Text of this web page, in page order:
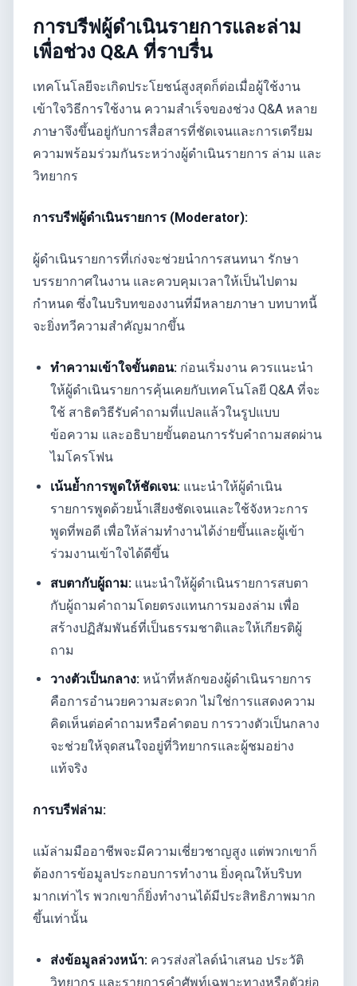
การบรีฟผู้ดำเนินรายการและล่าม
เพื่อช่วง Q&A ที่ราบรื่น
เทคโนโลยีจะเกิดประโยชน์สูงสุดก็ต่อเมื่อผู้ใช้งาน
เข้าใจวิธีการใช้งาน ความสำเร็จของช่วง Q&A หลาย
ภาษาจึงขึ้นอยู่กับการสื่อสารที่ชัดเจนและการเตรียม
ความพร้อมร่วมกันระหว่างผู้ดำเนินรายการ ล่าม และ
วิทยากร
การบรีฟผู้ดำเนินรายการ (Moderator):
ผู้ดำเนินรายการที่เก่งจะช่วยนำการสนทนา รักษา
บรรยากาศในงาน และควบคุมเวลาให้เป็นไปตาม
กำหนด ซึ่งในบริบทของงานที่มีหลายภาษา บทบาทนี้
จะยิ่งทวีความสำคัญมากขึ้น
ทำความเข้าใจขั้นตอน: ก่อนเริ่มงาน ควรแนะนำ
ให้ผู้ดำเนินรายการคุ้นเคยกับเทคโนโลยี Q&A ที่จะ
ใช้ สาธิตวิธีรับคำถามที่แปลแล้วในรูปแบบ
ข้อความ และอธิบายขั้นตอนการรับคำถามสดผ่าน
ไมโครโฟน
เน้นย้ำการพูดให้ชัดเจน: แนะนำให้ผู้ดำเนิน
รายการพูดด้วยน้ำเสียงชัดเจนและใช้จังหวะการ
พูดที่พอดี เพื่อให้ล่ามทำงานได้ง่ายขึ้นและผู้เข้า
ร่วมงานเข้าใจได้ดีขึ้น
สบตากับผู้ถาม: แนะนำให้ผู้ดำเนินรายการสบตา
กับผู้ถามคำถามโดยตรงแทนการมองล่าม เพื่อ
สร้างปฏิสัมพันธ์ที่เป็นธรรมชาติและให้เกียรติผู้
ถาม
วางตัวเป็นกลาง: หน้าที่หลักของผู้ดำเนินรายการ
คือการอำนวยความสะดวก ไม่ใช่การแสดงความ
คิดเห็นต่อคำถามหรือคำตอบ การวางตัวเป็นกลาง
จะช่วยให้จุดสนใจอยู่ที่วิทยากรและผู้ชมอย่าง
แท้จริง
การบรีฟล่าม:
แม้ล่ามมืออาชีพจะมีความเชี่ยวชาญสูง แต่พวกเขาก็
ต้องการข้อมูลประกอบการทำงาน ยิ่งคุณให้บริบท
มากเท่าไร พวกเขาก็ยิ่งทำงานได้มีประสิทธิภาพมาก
ขึ้นเท่านั้น
ส่งข้อมูลล่วงหน้า: ควรส่งสไลด์นำเสนอ ประวัติ
วิทยากร และรายการคำศัพท์เฉพาะทางหรือตัวย่อ